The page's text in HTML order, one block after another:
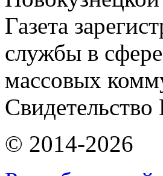
Газета
службы в
массовых
© 2014-2026